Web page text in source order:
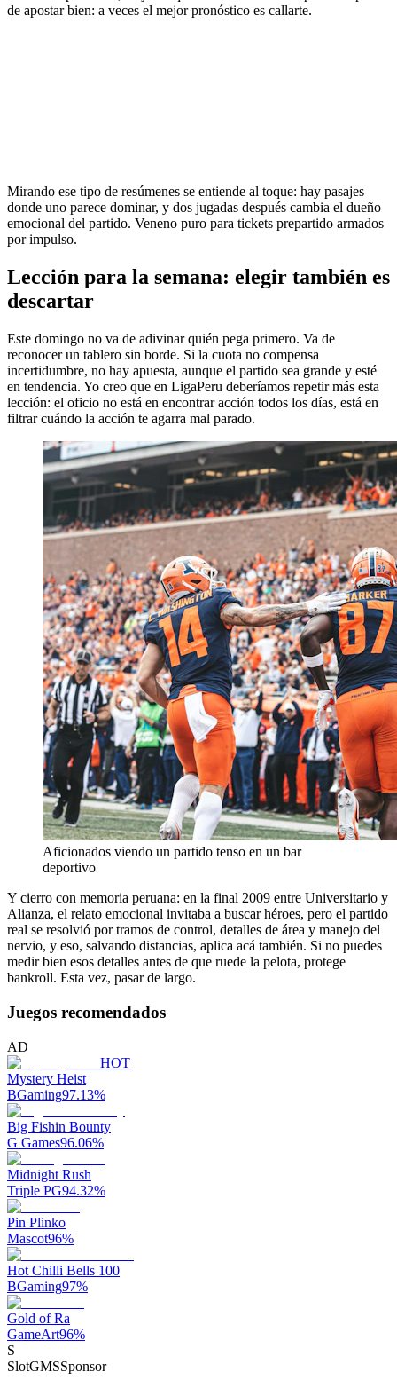
de apostar bien: a veces el mejor pronóstico es callarte.
Mirando ese tipo de resúmenes se entiende al toque: hay pasajes
donde uno parece dominar, y dos jugadas después cambia el dueño
emocional del partido. Veneno puro para tickets prepartido armados
por impulso.
Lección para la semana: elegir también es
descartar
Este domingo no va de adivinar quién pega primero. Va de
reconocer un tablero sin borde. Si la cuota no compensa
incertidumbre, no hay apuesta, aunque el partido sea grande y esté
en tendencia. Yo creo que en LigaPeru deberíamos repetir más esta
lección: el oficio no está en encontrar acción todos los días, está en
filtrar cuándo la acción te agarra mal parado.
Aficionados viendo un partido tenso en un bar
deportivo
Y cierro con memoria peruana: en la final 2009 entre Universitario y
Alianza, el relato emocional invitaba a buscar héroes, pero el partido
real se resolvió por tramos de control, detalles de área y manejo del
nervio, y eso, salvando distancias, aplica acá también. Si no puedes
medir bien esos detalles antes de que ruede la pelota, protege
bankroll. Esta vez, pasar de largo.
Juegos recomendados
AD
HOT
Mystery Heist
BGaming97.13%
Big Fishin Bounty
G Games96.06%
Midnight Rush
Triple PG94.32%
Pin Plinko
Mascot96%
Hot Chilli Bells 100
BGaming97%
Gold of Ra
GameArt96%
S
SlotGMSSponsor